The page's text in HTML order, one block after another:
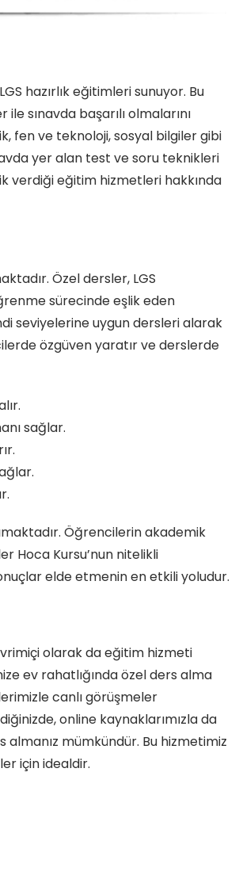
hazırlık eğitimleri sunuyor. Bu
sınavda başarılı olmalarını
fen ve teknoloji, sosyal bilgiler gibi
yer alan test ve soru teknikleri
verdiği eğitim hizmetleri hakkında
Özel dersler, LGS
sürecinde eşlik eden
seviyelerine uygun dersleri alarak
özgüven yaratır ve derslerde
sağlar.
Öğrencilerin akademik
Hoca Kursu’nun nitelikli
elde etmenin en etkili yoludur.
olarak da eğitim hizmeti
ev rahatlığında özel ders alma
canlı görüşmeler
online kaynaklarımızla da
almanız mümkündür. Bu hizmetimiz
için idealdir.